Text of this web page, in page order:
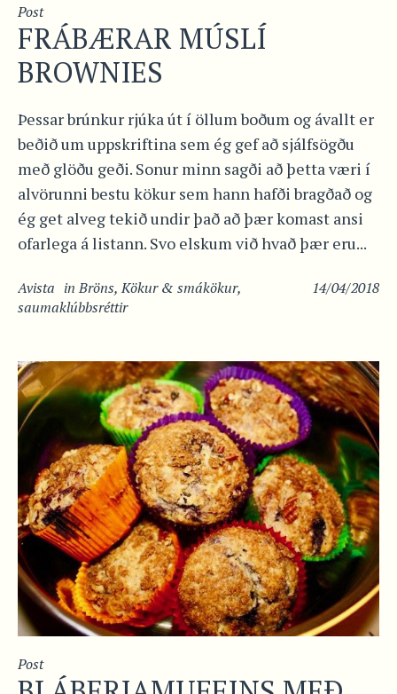
Post
FRÁBÆRAR MÚSLÍ
BROWNIES
Þessar brúnkur rjúka út í öllum boðum og ávallt er
beðið um uppskriftina sem ég gef að sjálfsögðu
með glöðu geði. Sonur minn sagði að þetta væri í
alvörunni bestu kökur sem hann hafði bragðað og
ég get alveg tekið undir það að þær komast ansi
ofarlega á listann. Svo elskum við hvað þær eru...
14/04/2018
Avista inBröns,Kökur & smákökur,
saumaklúbbsréttir
Post